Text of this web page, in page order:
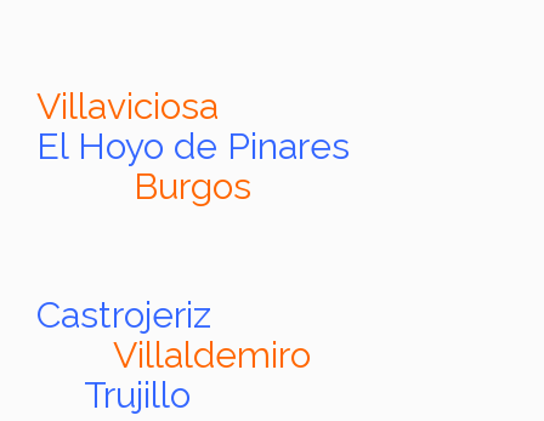
Villaviciosa
El Hoyo de Pinares
Burgos
Castrojeriz
Villaldemiro
Trujillo